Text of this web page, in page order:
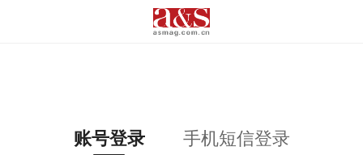
账号登录 手机短信登录